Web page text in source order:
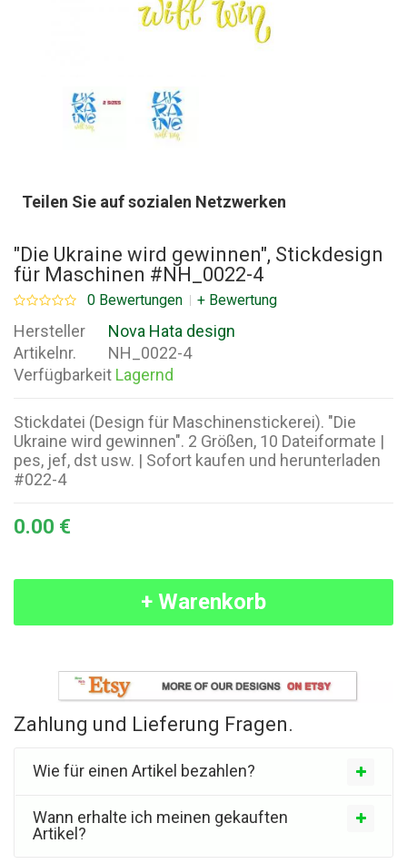
Teilen Sie auf sozialen Netzwerken
"Die Ukraine wird gewinnen", Stickdesign
für Maschinen #NH_0022-4
0 Bewertungen + Bewertung
Hersteller
Nova Hata design
Artikelnr.
NH_0022-4
Verfügbarkeit Lagernd
Stickdatei (Design für Maschinenstickerei). "Die
Ukraine wird gewinnen". 2 Größen, 10 Dateiformate |
pes, jef, dst usw. | Sofort kaufen und herunterladen
#022-4
0.00 €
+ Warenkorb
Zahlung und Lieferung Fragen.
Wie für einen Artikel bezahlen?
Wann erhalte ich meinen gekauften
Artikel?